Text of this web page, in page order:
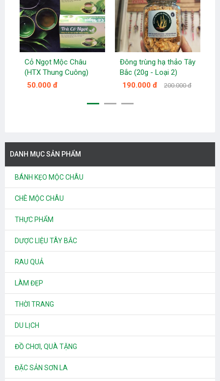
Cỏ Ngọt Mộc Châu
(HTX Thung Cuông)
50.000 đ
Đông trùng hạ thảo Tây
Bắc (20g - Loại 2)
190.000 đ
200.000 đ
DANH MỤC SẢN PHẨM
BÁNH KẸO MỘC CHÂU
CHÈ MỘC CHÂU
THỰC PHẨM
DƯỢC LIỆU TÂY BẮC
RAU QUẢ
LÀM ĐẸP
THỜI TRANG
DU LỊCH
ĐỒ CHƠI, QUÀ TẶNG
ĐẶC SẢN SƠN LA